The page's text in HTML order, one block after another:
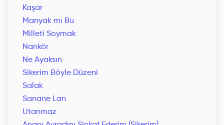
Kaşar
Manyak mı Bu
Milleti Soymak
Nankör
Ne Ayaksın
Sikerim Böyle Düzeni
Salak
Sanane Lan
Utanmaz